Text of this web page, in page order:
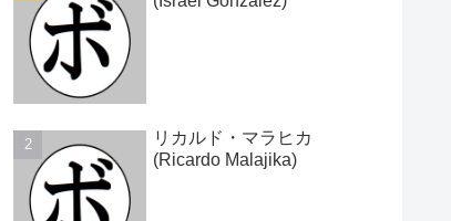
リカルド・マラヒカ
(Ricardo Malajika)